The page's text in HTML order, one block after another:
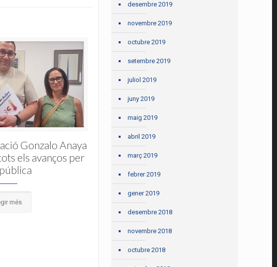
Gonzalo Anaya
els avanços per
més
desembre 2019
novembre 2019
octubre 2019
setembre 2019
juliol 2019
juny 2019
maig 2019
abril 2019
març 2019
febrer 2019
gener 2019
desembre 2018
novembre 2018
octubre 2018